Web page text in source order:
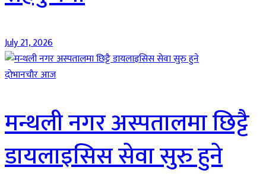
July 21, 2026
दाेभानचाैर आज
मन्थली नगर अस्पतालमा छिट्टै
डायलाइसिस सेवा सुरु हुने